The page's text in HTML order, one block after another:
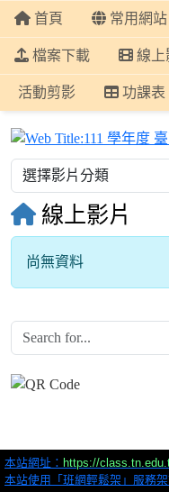
首頁 常用網站
檔案下載 線上
活動剪影 功課表
線上影片
尚無資料
本站網址： https://
本站使用「班網輕鬆架」服務